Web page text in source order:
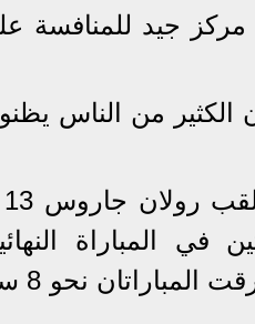
جيد للمنافسة
من الناس
في المباراة